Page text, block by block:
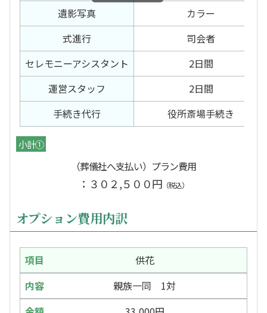
遺影写真
カラー
式進行
司会者
セレモニーアシスタント
2日間
運営スタッフ
2日間
手続き代行
役所斎場手続き
小計①
（葬儀社へ支払い）プラン費用
：３０２,５００円 （税込）
オプション費用内訳
供花
親族一同 1対